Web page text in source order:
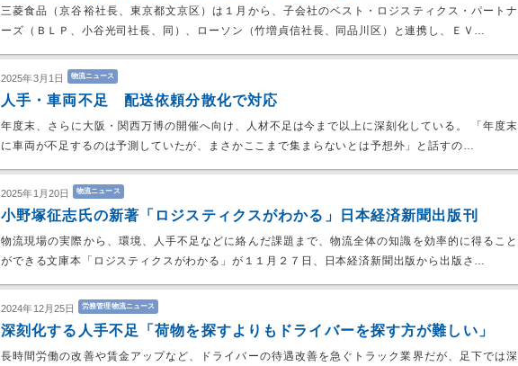
三菱食品（京谷裕社長、東京都文京区）は１月から、子会社のベスト・ロジスティクス・パートナ
ーズ（ＢＬＰ、小谷光司社長、同）、ローソン（竹増貞信社長、同品川区）と連携し、ＥＶ…
2025年3月1日 物流ニュース
人手・車両不足 配送依頼分散化で対応
年度末、さらに大阪・関西万博の開催へ向け、人材不足は今まで以上に深刻化している。 「年度末
に車両が不足するのは予測していたが、まさかここまで集まらないとは予想外」と話すの…
2025年1月20日 物流ニュース
小野塚征志氏の新著「ロジスティクスがわかる」日本経済新聞出版刊
物流現場の実際から、環境、人手不足などに絡んだ課題まで、物流全体の知識を効率的に得ること
ができる文庫本「ロジスティクスがわかる」が１１月２７日、日本経済新聞出版から出版さ…
2024年12月25日 労務管理物流ニュース
深刻化する人手不足「荷物を探すよりもドライバーを探す方が難しい」
長時間労働の改善や賃金アップなど、ドライバーの待遇改善を急ぐトラック業界だが、足下では深